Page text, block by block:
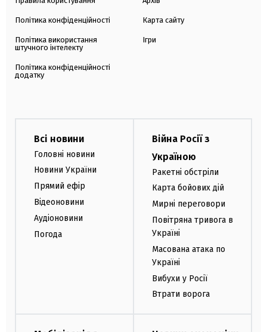
Політика конфіденційності
Політика використання
штучного інтелекту
Політика конфіденційності
додатку
Карта сайту
Ігри
Всі новини
Головні новини
Новини України
Прямий ефір
Відеоновини
Аудіоновини
Погода
Війна Росії з
Україною
Ракетні обстріли
Карта бойових дій
Мирні переговори
Повітряна тривога в
Україні
Масована атака по
Україні
Вибухи у Росії
Втрати ворога